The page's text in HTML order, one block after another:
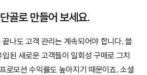
골로 만들어 보세요.
나도 고객 관리는 계속되어야 합니다. 블
된 새로운 고객들이 일회성 구매로 그치
로모션 수익률도 높아지기 때문이죠. 소셜